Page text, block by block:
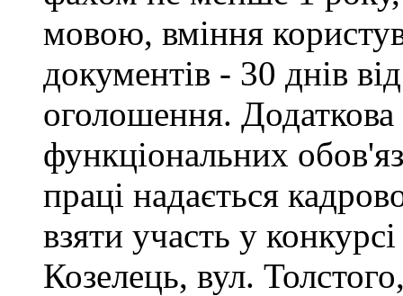
мовою, вміння
документів - 30 днів
оголошення.
функціональних
праці надається
взяти участь у
Козелець, вул.